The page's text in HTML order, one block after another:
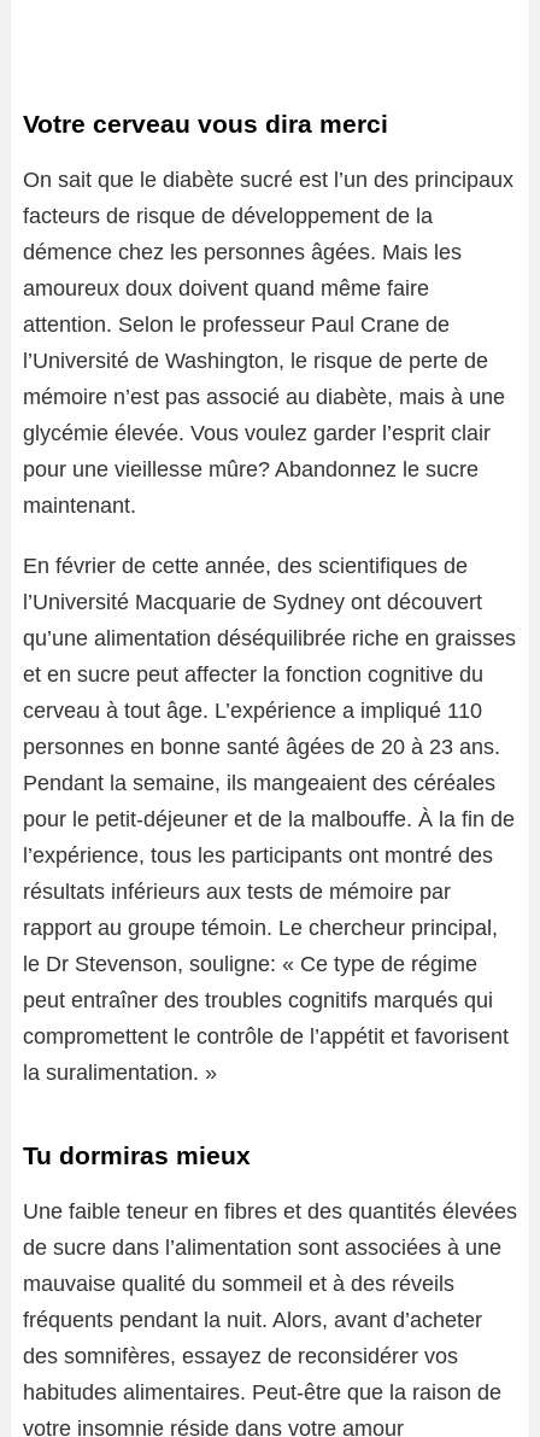
Votre cerveau vous dira merci
On sait que le diabète sucré est l’un des principaux
facteurs de risque de développement de la
démence chez les personnes âgées. Mais les
amoureux doux doivent quand même faire
attention. Selon le professeur Paul Crane de
l’Université de Washington, le risque de perte de
mémoire n’est pas associé au diabète, mais à une
glycémie élevée. Vous voulez garder l’esprit clair
pour une vieillesse mûre? Abandonnez le sucre
maintenant.
En février de cette année, des scientifiques de
l’Université Macquarie de Sydney ont découvert
qu’une alimentation déséquilibrée riche en graisses
et en sucre peut affecter la fonction cognitive du
cerveau à tout âge. L’expérience a impliqué 110
personnes en bonne santé âgées de 20 à 23 ans.
Pendant la semaine, ils mangeaient des céréales
pour le petit-déjeuner et de la malbouffe. À la fin de
l’expérience, tous les participants ont montré des
résultats inférieurs aux tests de mémoire par
rapport au groupe témoin. Le chercheur principal,
le Dr Stevenson, souligne: « Ce type de régime
peut entraîner des troubles cognitifs marqués qui
compromettent le contrôle de l’appétit et favorisent
la suralimentation. »
Tu dormiras mieux
Une faible teneur en fibres et des quantités élevées
de sucre dans l’alimentation sont associées à une
mauvaise qualité du sommeil et à des réveils
fréquents pendant la nuit. Alors, avant d’acheter
des somnifères, essayez de reconsidérer vos
habitudes alimentaires. Peut-être que la raison de
votre insomnie réside dans votre amour